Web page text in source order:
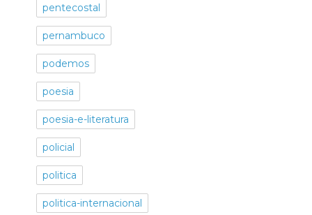
pentecostal
pernambuco
podemos
poesia
poesia-e-literatura
policial
politica
politica-internacional